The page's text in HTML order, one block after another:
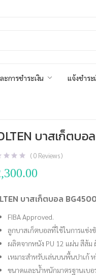
ะการชำระเงิน แจ้งชำระ
บาสเก็ตบอ
(0 Reviews )
บาสเก็ตบอล
FIBA Approved.
ลูกบาสเก็ตบอลที่ใช้ในการแข่ง
ผลิตจากหนัง PU 12 แผ่น สีส้
เหมาะสำหรับเล่นบนพื้นปาเก้
ขนาดและน้ำหนักมาตรฐานเบอ